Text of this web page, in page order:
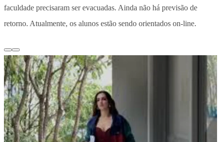
faculdade precisaram ser evacuadas. Ainda não há previsão de
retorno. Atualmente, os alunos estão sendo orientados on-line.